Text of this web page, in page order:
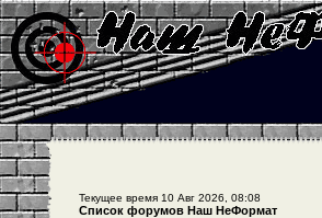
Текущее время 10 Авг 2026, 08:08
Список форумов Наш НеФормат